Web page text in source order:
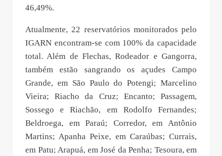
46,49%.
Atualmente, 22 reservatórios monitorados pelo
IGARN encontram-se com 100% da capacidade
total. Além de Flechas, Rodeador e Gangorra,
também estão sangrando os açudes Campo
Grande, em São Paulo do Potengi; Marcelino
Vieira; Riacho da Cruz; Encanto; Passagem,
Sossego e Riachão, em Rodolfo Fernandes;
Beldroega, em Paraú; Corredor, em Antônio
Martins; Apanha Peixe, em Caraúbas; Currais,
em Patu; Arapuá, em José da Penha; Tesoura, em